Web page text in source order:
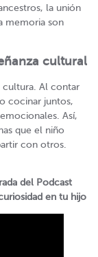
la unión
memoria son
cultural
cultura. Al contar
cocinar juntos,
Así,
que el niño
con otros.
del Podcast
en tu hijo